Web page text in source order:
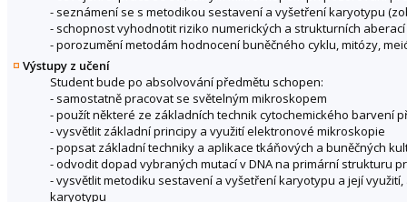
- seznámení se s metodikou sestavení a vyšetření karyotypu
- schopnost vyhodnotit riziko numerických a strukturních
- porozumění metodám hodnocení buněčného cyklu, mitózy,
Výstupy z učení
Student bude po absolvování předmětu schopen:
- samostatně pracovat se světelným mikroskopem
- použít některé ze základních technik cytochemického barvení
- vysvětlit základní principy a využití elektronové mikroskopie
- popsat základní techniky a aplikace tkáňových a buněčných
- odvodit dopad vybraných mutací v DNA na primární strukturu
- vysvětlit metodiku sestavení a vyšetření karyotypu a její
karyotypu